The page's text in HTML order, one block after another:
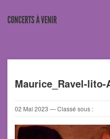
CONCERTS À VENIR
Maurice_Ravel-
02 Mai 2023 — Classé sous :